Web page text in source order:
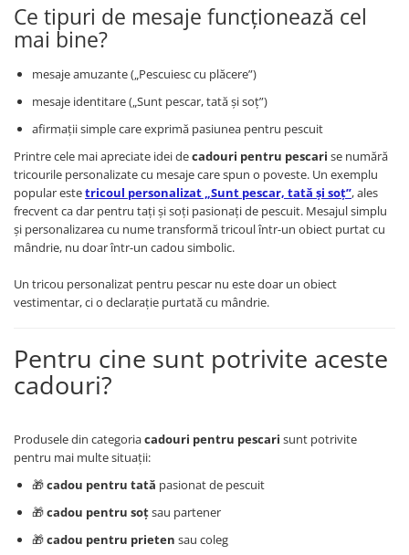
Ce tipuri de mesaje funcționează cel
mai bine?
mesaje amuzante („Pescuiesc cu plăcere”)
mesaje identitare („Sunt pescar, tată și soț”)
afirmații simple care exprimă pasiunea pentru pescuit
Printre cele mai apreciate idei decadouri pentru pescari se numără
tricourile personalizate cu mesaje care spun o poveste. Un exemplu
popular estetricoul personalizat „Sunt pescar, tată și soț”, ales
frecvent ca dar pentru tați și soți pasionați de pescuit. Mesajul simplu
și personalizarea cu nume transformă tricoul într-un obiect purtat cu
mândrie, nu doar într-un cadou simbolic.
Un tricou personalizat pentru pescar nu este doar un obiect
vestimentar, ci o declarație purtată cu mândrie.
Pentru cine sunt potrivite aceste
cadouri?
Produsele din categoriacadouri pentru pescari sunt potrivite
pentru mai multe situații:
🎁cadou pentru tată pasionat de pescuit
🎁cadou pentru soțsau partener
🎁cadou pentru prieten sau coleg